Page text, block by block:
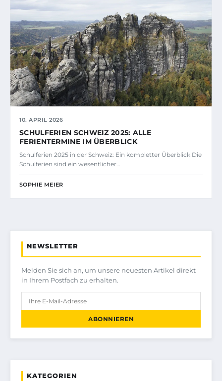
10. APRIL 2026
SCHULFERIEN SCHWEIZ 2025: ALLE
FERIENTERMINE IM ÜBERBLICK
Schulferien 2025 in der Schweiz: Ein kompletter Überblick Die
Schulferien sind ein wesentlicher…
SOPHIE MEIER
NEWSLETTER
Melden Sie sich an, um unsere neuesten Artikel direkt
in Ihrem Postfach zu erhalten.
ABONNIEREN
KATEGORIEN